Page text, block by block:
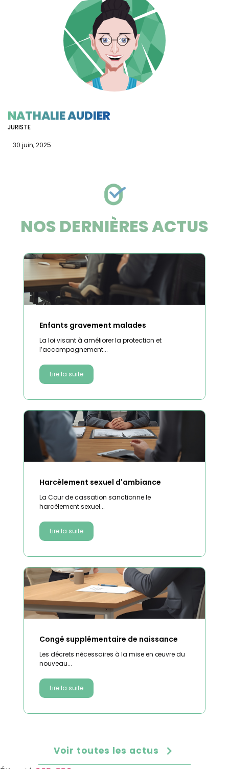
NATHALIE AUDIER
JURISTE
30 juin, 2025
NOS DERNIÈRES ACTUS
Enfants gravement malades
La loi visant à améliorer la protection et
l’accompagnement...
Lire la suite
Harcèlement sexuel d'ambiance
La Cour de cassation sanctionne le
harcèlement sexuel...
Lire la suite
Congé supplémentaire de naissance
Les décrets nécessaires à la mise en œuvre du
nouveau...
Lire la suite
Voir toutes les actus